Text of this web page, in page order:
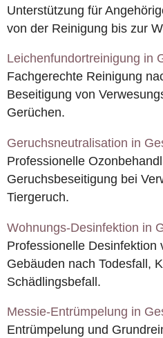
Unterstützung für
von der Reinigung bis zur
Leichenfundortreinigung in
Fachgerechte Reinigung
Beseitigung von
Gerüchen.
Geruchsneutralisation in
Professionelle
Geruchsbeseitigung bei
Tiergeruch.
Wohnungs-Desinfektion in
Professionelle Desinfektion
Gebäuden nach Todesfall,
Schädlingsbefall.
Messie-Entrümpelung in
Entrümpelung und